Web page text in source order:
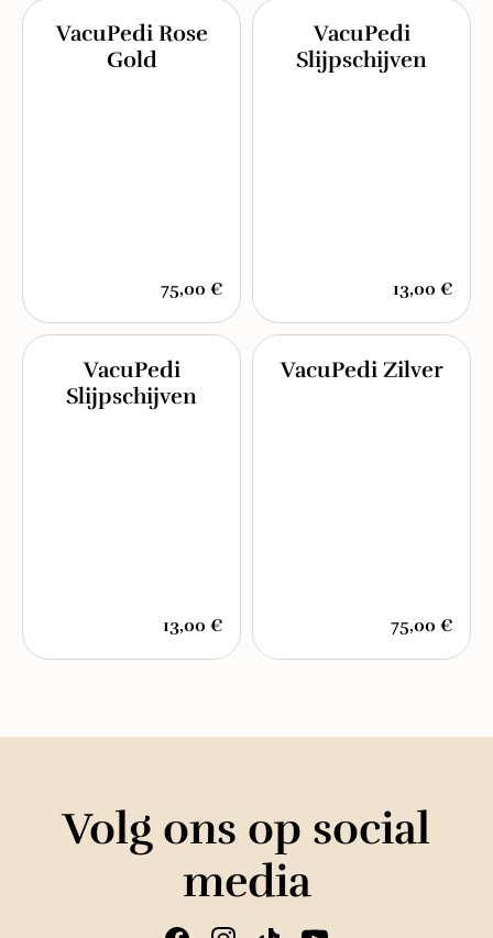
VacuPedi Rose
Gold
75,00 €
VacuPedi
Slijpschijven
13,00 €
VacuPedi
Slijpschijven
13,00 €
VacuPedi Zilver
75,00 €
Volg ons op social
media